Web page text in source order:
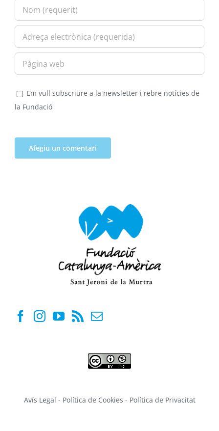
Em vull subscriure a la newsletter i rebre notícies de
la Fundació
Avís Legal - Política de Cookies - Política de Privacitat